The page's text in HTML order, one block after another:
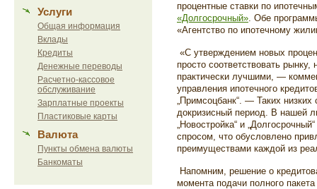
Услуги
Общая информация
Вклады
Кредиты
Денежные переводы
Расчетно-кассовое
обслуживание
Зарплатные проекты
Пластиковые карты
Валюта
Пункты обмена валюты
Банкоматы
процентные ставки по
«Долгосрочный». Обе
«Агентство по ипотечному
«С утверждением новых
просто соответствовать
практически лучшими, —
управления ипотечного
„Примсоцбанк“. — Таких
докризисный период. В нашей
„Новостройка“ и
спросом, что обусловлено
преимуществами каждой из
Напомним, решение о
момента подачи полного